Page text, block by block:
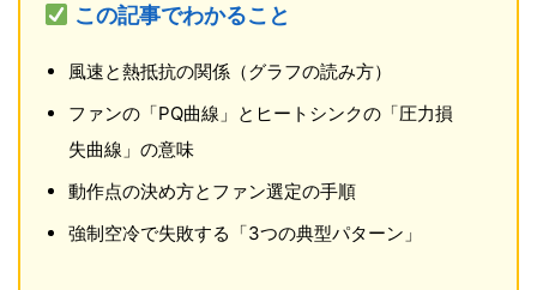
この記事でわかること
風速と熱抵抗の関係（グラフの読み方）
ファンの「PQ曲線」とヒートシンクの「圧力損
失曲線」の意味
動作点の決め方とファン選定の手順
強制空冷で失敗する「3つの典型パターン」